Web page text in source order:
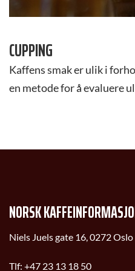
CUPPING
Kaffens smak er ulik i
en metode for å evaluere
NORSK
Niels Juels gate 16, 0272 Oslo
Tlf: +47 23 13 18 50